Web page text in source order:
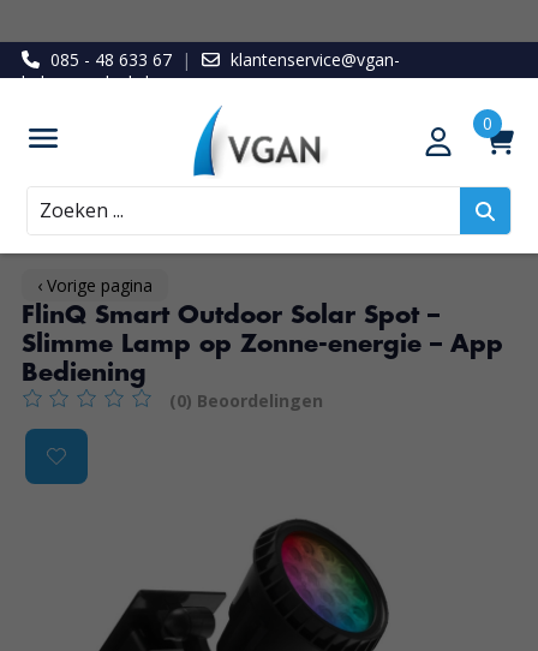
085 - 48 633 67 |
klantenservice@vgan-
ledenvoordeel.nl
Zoeken
‹ Vorige pagina
FlinQ Smart Outdoor Solar Spot –
Slimme Lamp op Zonne-energie – App
Bediening
De beoordeling van dit product is0van de 5
(0) Beoordelingen
Product image slideshow Items